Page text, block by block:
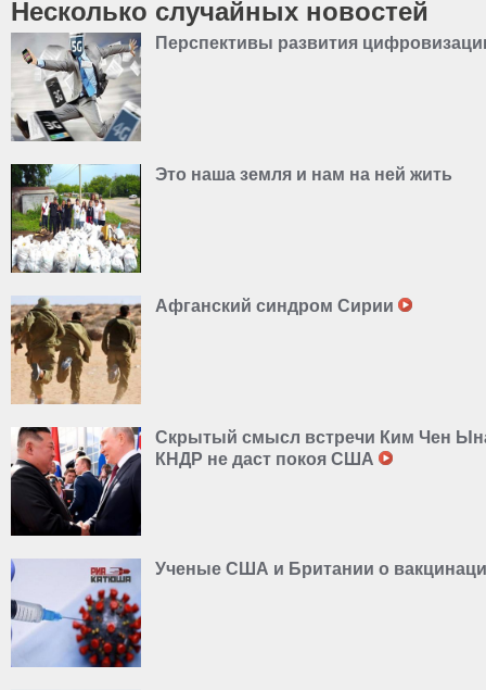
Несколько случайных новостей
Перспективы развития
Это наша земля и нам на ней жить
Афганский синдром Сирии
Скрытый смысл встречи Ким Чен
КНДР не даст покоя США
Ученые США и Британии о